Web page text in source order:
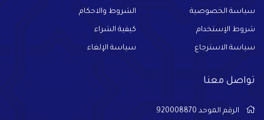
سياسة الخصوصية الشروط والاحكام
شروط الإستخدام كيفية الشراء
سياسة الاسترجاع سياسة الإلغاء
تواصل معنا
الرقم الموحد 920008870